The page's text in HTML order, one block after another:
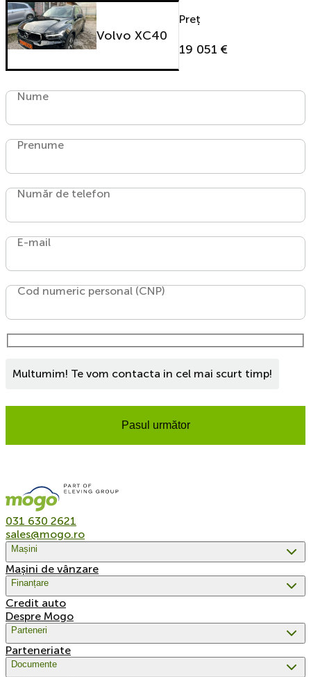
Volvo XC40
Preț
19 051 €
Nume
Prenume
Număr de telefon
E-mail
Cod numeric personal (CNP)
Multumim! Te vom contacta in cel mai scurt timp!
Pasul următor
031 630 2621
sales@mogo.ro
Mașini
Mașini de vânzare
Finanțare
Credit auto
Despre Mogo
Parteneri
Parteneriate
Documente